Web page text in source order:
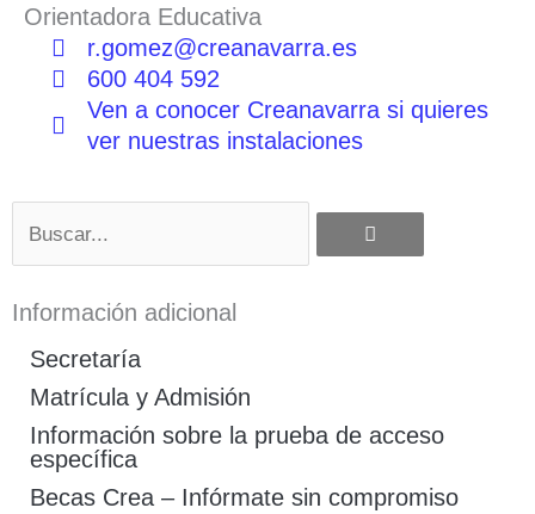
Orientadora Educativa
r.gomez@creanavarra.es
600 404 592
Ven a conocer Creanavarra si quieres
ver nuestras instalaciones
Información adicional
Secretaría
Matrícula y Admisión
Información sobre la prueba de acceso
específica
Becas Crea – Infórmate sin compromiso